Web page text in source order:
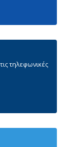
τηλεφωνικές